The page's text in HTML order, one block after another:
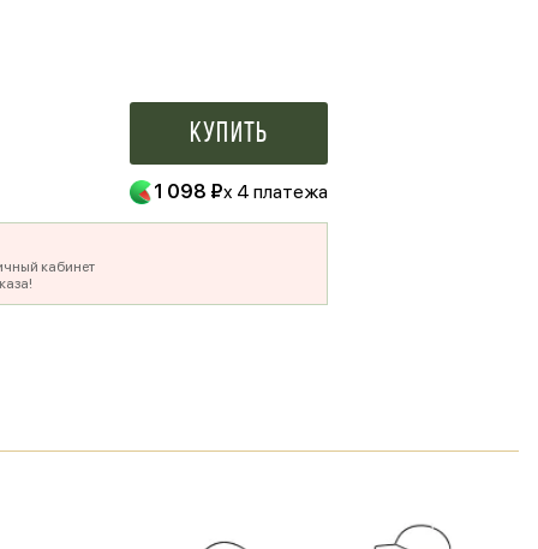
Купить
1 098 ₽x 4 платежа
кабинет